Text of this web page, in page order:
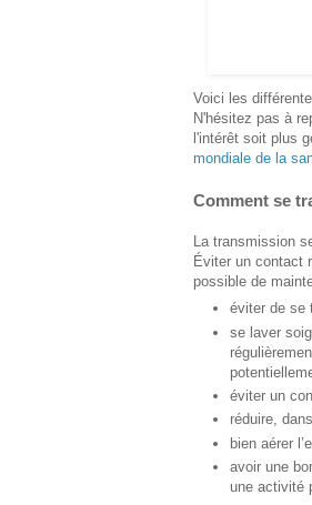
Voici les
N'hésitez pas à
l'intérêt soit plus
mondiale de la
Comment se
La transmission
Éviter un contact
possible de
éviter de se
se laver
éviter un
réduire,
bien aérer
avoir une
une activité